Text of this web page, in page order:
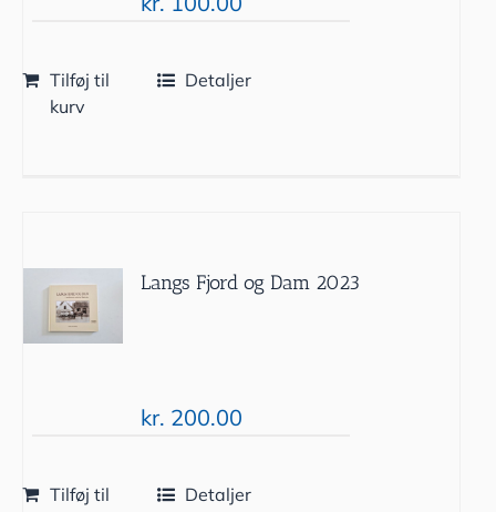
Tilføj til
kurv
Detaljer
Langs Fjord og Dam 2023
kr. 200.00
Tilføj til
Detaljer